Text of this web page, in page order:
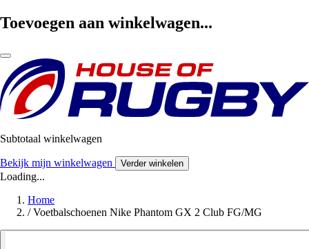
Toevoegen aan winkelwagen...
Subtotaal winkelwagen
Bekijk mijn winkelwagen Verder winkelen
Loading...
Home
/ Voetbalschoenen Nike Phantom GX 2 Club FG/MG